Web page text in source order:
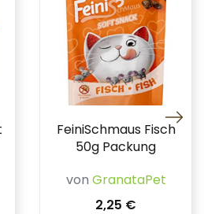
FeiniSchmaus Fisch
50g Packung
von GranataPet
2,25 €